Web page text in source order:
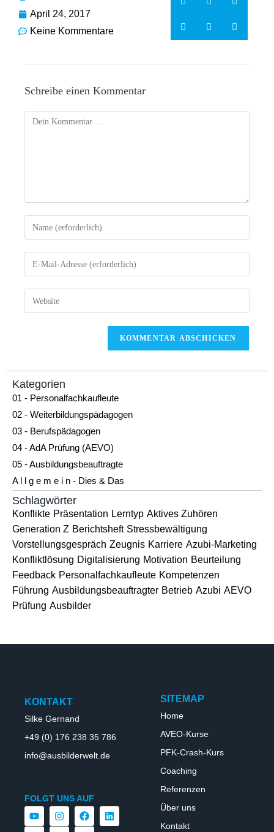
April 24, 2017
Keine Kommentare
Schreibe einen Kommentar
Kategorien
01 - Personalfachkaufleute
02 - Weiterbildungspädagogen
03 - Berufspädagogen
04 - AdA Prüfung (AEVO)
05 - Ausbildungsbeauftragte
A l l g e m e i n - Dies & Das
Schlagwörter
Konflikte Präsentation Lerntyp Aktives Zuhören
Generation Z Berichtsheft Stressbewältigung
Vorstellungsgespräch Zeugnis Karriere Azubi-Marketing
Konfliktlösung Digitalisierung Motivation Beurteilung
Feedback Personalfachkaufleute Kompetenzen
Führung Ausbildungsbeauftragter Betrieb Azubi AEVO
Prüfung Ausbilder
KONTAKT
Silke Gernand
+49 (0) 176 238 35 786
info@ausbilderwelt.de
FOLGT UNS AUF
SITEMAP
Home
AVEO-Kurse
PFK-Crash-Kurs
Coaching
Referenzen
Über uns
Kontakt